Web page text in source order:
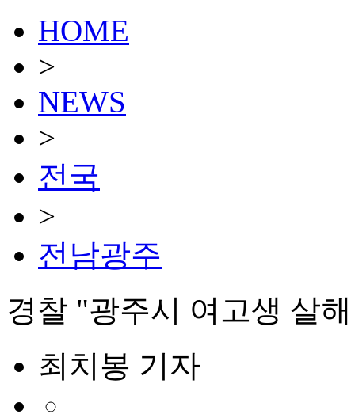
HOME
>
NEWS
>
전국
>
전남광주
경찰 "광주시 여고생 살
최치봉 기자